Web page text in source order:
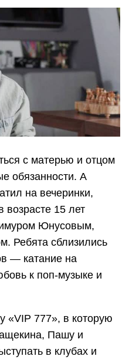
с матерью и отцом
обязанности. А
на вечеринки,
15 лет
Юнусовым,
Ребята сблизились
— катание на
к поп-музыке и
«VIP 777», в которую
Пашу и
в клубах и